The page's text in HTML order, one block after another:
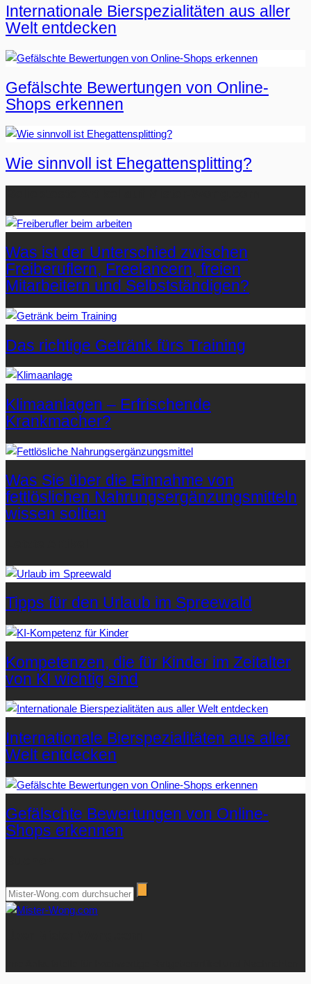
Internationale Bierspezialitäten aus aller
Welt entdecken
Gefälschte Bewertungen von Online-
Shops erkennen
Wie sinnvoll ist Ehegattensplitting?
Was ist der Unterschied zwischen
Freiberuflern, Freelancern, freien
Mitarbeitern und Selbstständigen?
Das richtige Getränk fürs Training
Klimaanlagen – Erfrischende
Krankmacher?
Was Sie über die Einnahme von
fettlöslichen Nahrungsergänzungsmitteln
wissen sollten
Tipps für den Urlaub im Spreewald
Kompetenzen, die für Kinder im Zeitalter
von KI wichtig sind
Internationale Bierspezialitäten aus aller
Welt entdecken
Gefälschte Bewertungen von Online-
Shops erkennen